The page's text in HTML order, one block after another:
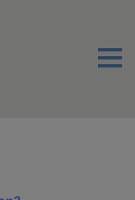
Menu